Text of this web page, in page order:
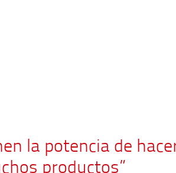
la potencia de
productos”